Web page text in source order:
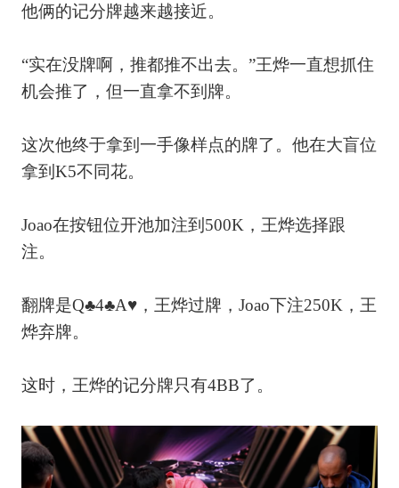
他俩的记分牌越来越接近。
“实在没牌啊，推都推不出去。”王烨一直想抓住
机会推了，但一直拿不到牌。
这次他终于拿到一手像样点的牌了。他在大盲位
拿到K5不同花。
Joao在按钮位开池加注到500K，王烨选择跟
注。
翻牌是Q♣4♣A♥，王烨过牌，Joao下注250K，王
烨弃牌。
这时，王烨的记分牌只有4BB了。